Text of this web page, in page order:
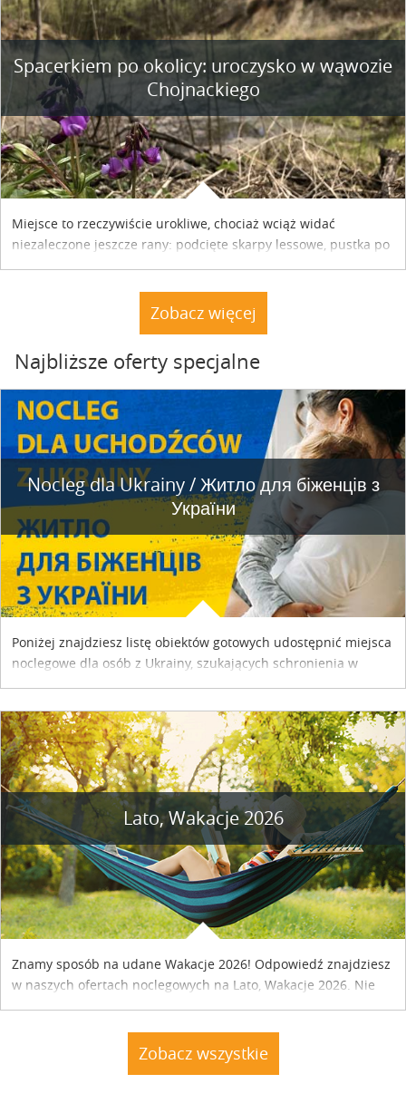
Spacerkiem po okolicy: uroczysko w wąwozie
Chojnackiego
Miejsce to rzeczywiście urokliwe, chociaż wciąż widać
niezaleczone jeszcze rany: podcięte skarpy lessowe, pustka po
dacze. Nie stoją. A natura powoli dochodzi do siebie.
Zobacz więcej
Najbliższe oferty specjalne
Nocleg dla Ukrainy / Житло для бiженцiв з
України
Poniżej znajdziesz listę obiektów gotowych udostępnić miejsca
noclegowe dla osób z Ukrainy, szukających schronienia w
Lato, Wakacje 2026
Znamy sposób na udane Wakacje 2026! Odpowiedź znajdziesz
w naszych ofertach noclegowych na Lato, Wakacje 2026. Nie
zwlekaj atrakcyjne noclegi czekają...
Zobacz wszystkie